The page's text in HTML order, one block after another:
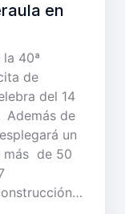
en
40ª
de
del 14
Además de
un
más de 50